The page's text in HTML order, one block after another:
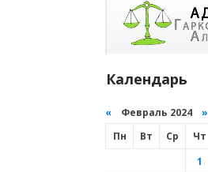
Календарь
« Февраль 2024 »
Пн
Вт Ср Чт
1